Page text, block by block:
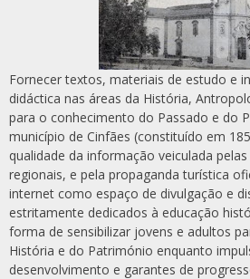
Fornecer textos, materiais de estudo e
didáctica nas áreas da História,
para o conhecimento do Passado e do
município de Cinfães (constituído em
qualidade da informação veiculada
regionais, e pela propaganda turística
internet como espaço de divulgação e
estritamente dedicados à educação
forma de sensibilizar jovens e adultos
História e do Património enquanto
desenvolvimento e garantes de